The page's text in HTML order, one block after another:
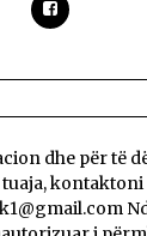
dhe për të
kontaktoni